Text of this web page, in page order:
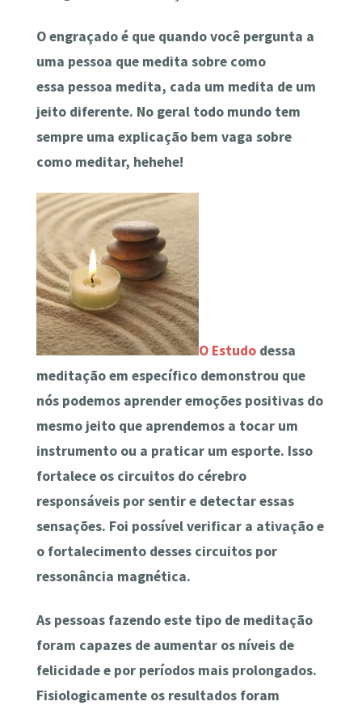
O engraçado é que quando você pergunta a
uma pessoa que medita sobre como
essa pessoa medita, cada um medita de um
jeito diferente. No geral todo mundo tem
sempre uma explicação bem vaga sobre
como meditar, hehehe!
O Estudodessa
meditação em específico demonstrou que
nós podemos aprender emoções positivas do
mesmo jeito que aprendemos a tocar um
instrumento ou a praticar um esporte. Isso
fortalece os circuitos do cérebro
responsáveis por sentir e detectar essas
sensações. Foi possível verificar a ativação e
o fortalecimento desses circuitos por
ressonância magnética.
As pessoas fazendo este tipo de meditação
foram capazes de aumentar os níveis de
felicidade e por períodos mais prolongados.
Fisiologicamente os resultados foram